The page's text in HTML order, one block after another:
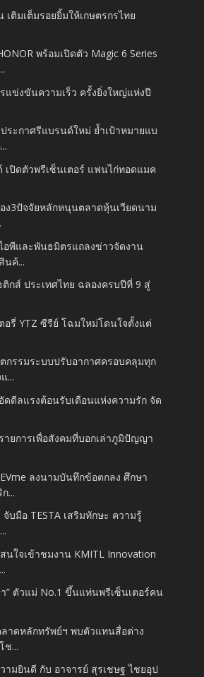
เติมเต็มรอยยิ้มให้เกษตรกรไทย
พร้อมเปิดตัว Magic 6 Series
แข่งขันความเร็ว ครั้งยิ่งใหญ่แห่งปี
ระกาศรีแบรนด์ใหม่ ย้ำเป้าหมายแบ
เปิดตัวพรีเซ็นเตอร์ แฟนไก่ทอดแมค
อง3ปัจจัยหลักหนุนตลาดหุ้นเวียดนาม
อพีและพันธมิตรแถลงข่าวจัดงาน
นค้...
ติกส์ ประเทศไทย ฉลองครบปีที่ 9 สู่
อรี่ YTZ ซีรีย์ โฉมใหม่โดนใจตั้งแต่
กรรมระบบปรับอากาศครอบคลุมทุก
...
ดดีลแรงต้อนรับเดือนแห่งความรัก จัด
ายการเพื่อสังคมที่บอกเล่าภูมิปัญญา
ลงนามบันทึกข้อตกลง ศึกษา
...
บมือ TESTA เสริมทักษะ ความรู้
นใจเข้าชมงาน KMITL Innovation
” ตัวแม่ No.1 ขึ้นแท่นพรีเซ็นเตอร์คน
าดหลักทรัพย์ฯ พบตัวแทนสื่อต่าง
ช...
ามยินดี กับ อาจารย์ สุรเชษฐ ไชยอุป